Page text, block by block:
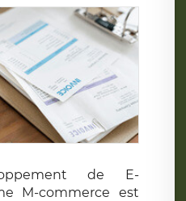
de E-
M-commerce est